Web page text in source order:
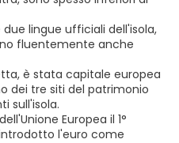
due lingue ufficiali dell'isola,
fluentemente anche
è stata capitale europea
dei tre siti del patrimonio
sull'isola.
Europea il 1°
l'euro come